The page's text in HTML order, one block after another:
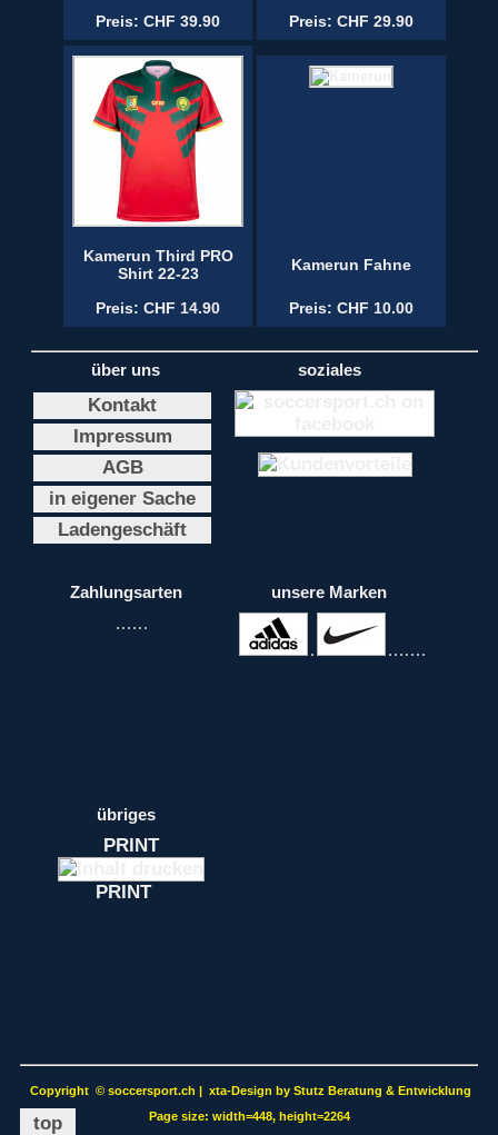
Preis: CHF 39.90
Preis: CHF 29.90
Kamerun Third PRO
Shirt 22-23
Preis: CHF 14.90
Kamerun Fahne
Preis: CHF 10.00
top
über uns
Kontakt
Impressum
AGB
in eigener Sache
Ladengeschäft
soziales
Zahlungsarten unsere Marken
übriges
PRINT
PRINT
Copyright © soccersport.ch | xta-Design by Stutz Beratung & Entwicklung
Page size: width=448, height=2264